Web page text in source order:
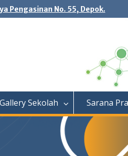
Pengasinan No. 55, Depok.
Gallery Sekolah Sarana